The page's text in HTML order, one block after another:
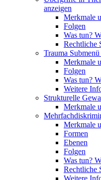
anzeigen
Merkmale
Folgen
Was tun?
Rechtliche
Trauma
Merkmale
Folgen
Was tun?
Weitere
Strukturelle
Merkmale
Merkmale
Formen
Ebenen
Folgen
Was tun?
Rechtliche
Weitere